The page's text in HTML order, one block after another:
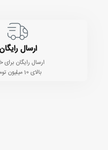
ارسال رایگان
ارسال رایگان برای
بالای 10 میلیون تومان